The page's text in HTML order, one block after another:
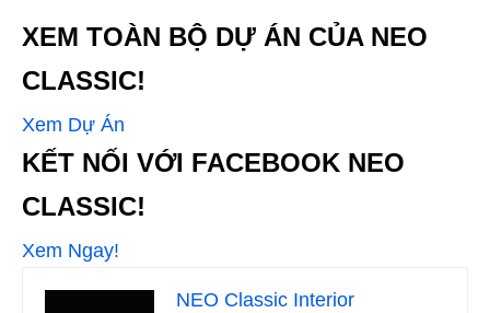
XEM TOÀN BỘ DỰ ÁN CỦA NEO
CLASSIC!
Xem Dự Án
KẾT NỐI VỚI FACEBOOK NEO
CLASSIC!
Xem Ngay!
NEO Classic Interior